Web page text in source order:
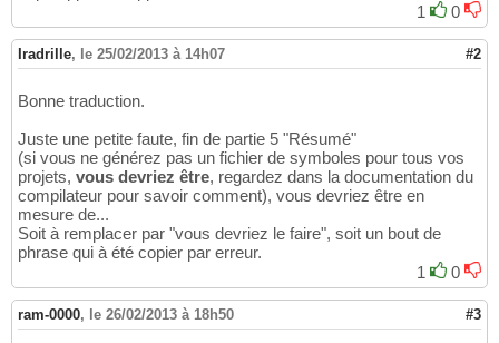
1
0
Iradrille, le 25/02/2013 à 14h07 #2
Bonne traduction.
Juste une petite faute, fin de partie 5 "Résumé"
(si vous ne générez pas un fichier de symboles pour tous vos
projets, vous devriez être, regardez dans la documentation du
compilateur pour savoir comment), vous devriez être en
mesure de...
Soit à remplacer par "vous devriez le faire", soit un bout de
phrase qui à été copier par erreur.
1
0
ram-0000, le 26/02/2013 à 18h50 #3